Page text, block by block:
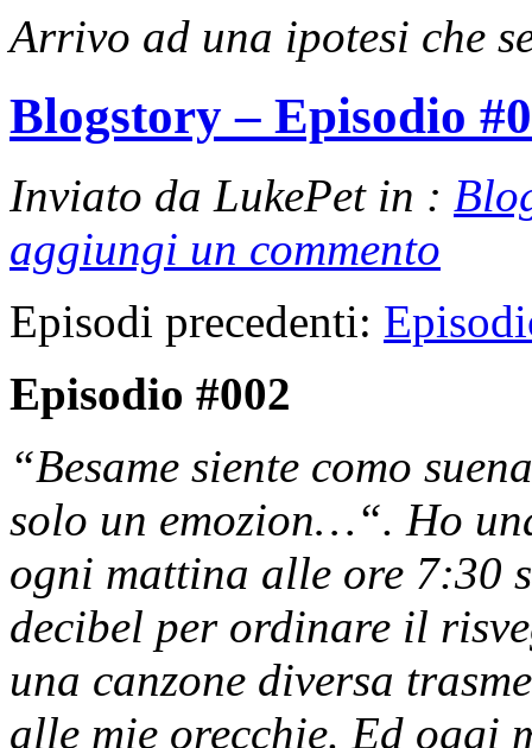
Arrivo ad una ipotesi che
Blogstory – Episodio
Inviato da LukePet in :
aggiungi un commento
Episodi precedenti:
Episodio #002
“Besame siente como
solo un emozion…“. Ho
ogni mattina alle ore 7:30
decibel per ordinare il
una canzone diversa
alle mie orecchie. Ed oggi